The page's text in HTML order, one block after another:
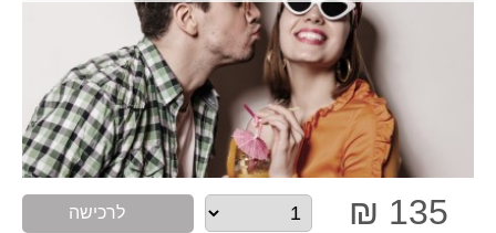
135 ₪ לרכישה